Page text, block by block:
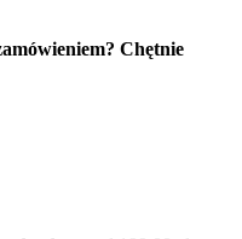
Chętnie